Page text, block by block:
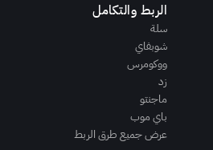
الربط والتكامل
سلة
شوبفاي
ووكومرس
زد
ماجنتو
باي موب
عرض جميع طرق الربط